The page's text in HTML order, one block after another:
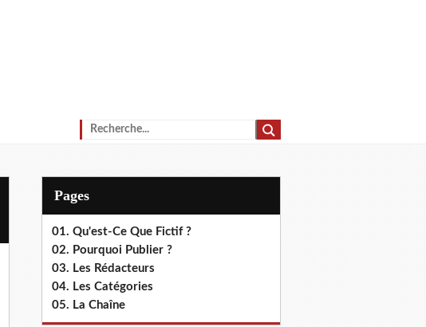
Pages
01. Qu'est-Ce Que Fictif ?
02. Pourquoi Publier ?
03. Les Rédacteurs
04. Les Catégories
05. La Chaîne